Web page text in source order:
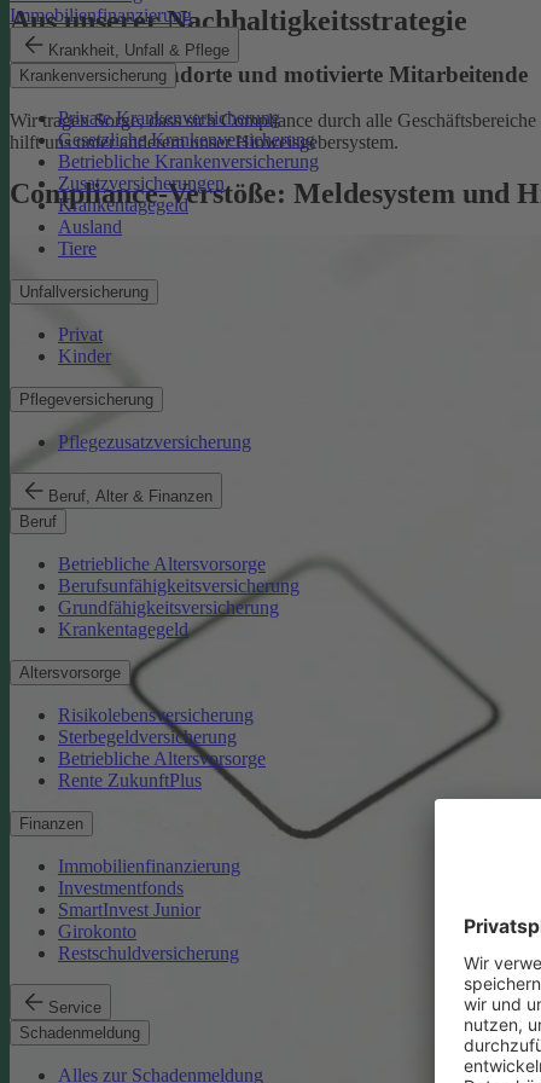
Immobilienfinanzierung
Krankheit, Unfall & Pflege
Krankenversicherung
Private Krankenversicherung
Gesetzliche Krankenversicherung
Betriebliche Krankenversicherung
Zusatzversicherungen
Krankentagegeld
Ausland
Tiere
Unfallversicherung
Privat
Kinder
Pflegeversicherung
Pflegezusatzversicherung
Beruf, Alter & Finanzen
Beruf
Betriebliche Altersvorsorge
Berufsunfähigkeitsversicherung
Grundfähigkeitsversicherung
Krankentagegeld
Altersvorsorge
Risikolebensversicherung
Sterbegeldversicherung
Betriebliche Altersvorsorge
Rente ZukunftPlus
Finanzen
Immobilienfinanzierung
Investmentfonds
SmartInvest Junior
Girokonto
Restschuldversicherung
Service
Schadenmeldung
Alles zur Schadenmeldung
Aus unserer Nachhaltigkeitsstrategie
Nachhaltige Standorte und motivierte Mitarbeitende
Wir tragen Sorge, dass sich Compliance durch alle
hilft uns unter anderem unser Hinweisgebersystem.
Compliance-Verstöße: Meldesystem und